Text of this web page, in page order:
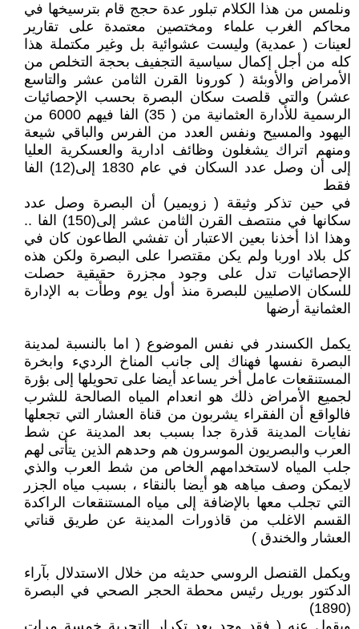
ونلمس من هذا الكلام تبلور عدة حجج قام بترسيخها في
محاكم الغرب علماء ومختصين معتمدة على تقارير
لعينات ( عمدية) وليست عشوائية بل وغير مكتملة هذا
كله من أجل إكمال سياسية التجفيف بحجة التخلص من
الأمراض والأوبئة ( كورونا القرن الثامن عشر والتاسع
عشر) والتي قلصت سكان البصرة بحسب الإحصائيات
الرسمية للأدارة العثمانية من ( 35) الفا فيهم 6000 من
اليهود والمسيح ونفس العدد من الفرس والباقي شيعة
ومنهم اتراك يشغلون وظائف ادارية والعسكرية العليا
إلى أن وصل عدد السكان في عام 1830 إلى(12) الفا
فقط
في حين تذكر وثيقة ( زويمير) أن البصرة وصل عدد
سكانها في منتصف القرن الثامن عشر إلى(150) الفا ..
وهذا اذا أخذنا بعين الاعتبار أن تفشي الطاعون كان في
كل بلاد اوربا ولم يكن مقتصرا على البصرة ولكن هذه
الإحصائيات تدل على وجود مجزرة حقيقية حصلت
للسكان الاصليين للبصرة منذ أول يوم وطأت به الإدارة
العثمانية أرضها
يكمل الكسندر في نفس الموضوع ( اما بالنسبة لمدينة
البصرة نفسها فهناك إلى جانب المناخ الرديء وابخرة
المستنقعات عامل أخر يساعد أيضا على تحويلها إلى بؤرة
لجميع الأمراض ذلك هو انعدام المياه الصالحة للشرب
فالواقع أن الفقراء يشربون من قناة العشار التي تجعلها
نفايات المدينة قذرة جدا بسبب بعد المدينة عن شط
العرب والبصريون الموسرون هم وحدهم الذين يتأتى لهم
جلب المياه لاستخدامهم الخاص من شط العرب والذي
لايمكن وصف مياهه هو أيضا بالنقاء ، بسبب مياه الجزر
التي تجلب معها بالإضافة إلى مياه المستنقعات الراكدة
القسم الاغلب من قاذورات المدينة عن طريق قناتي
العشار والخندق )
ويكمل القنصل الروسي حديثه من خلال الاستدلال بآراء
الدكتور بوريل رئيس محطة الحجر الصحي في البصرة
(1890)